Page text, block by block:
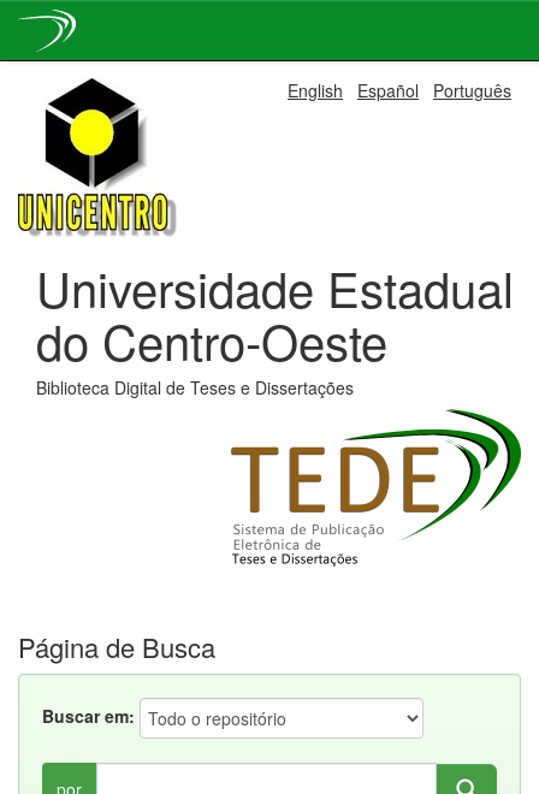
navigation
English Español Português
Universidade Estadual
do Centro-Oeste
Biblioteca Digital de Teses e Dissertações
Página de Busca
Buscar em:
por